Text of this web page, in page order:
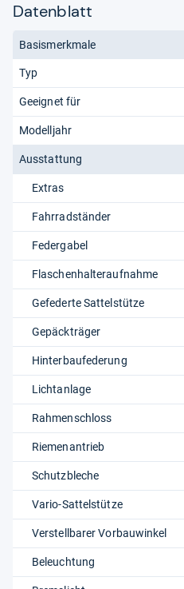
Datenblatt
Basismerkmale
Typ
Geeignet für
Modelljahr
Ausstattung
Extras
Fahrradständer
Federgabel
Flaschenhalteraufnahme
Gefederte Sattelstütze
Gepäckträger
Hinterbaufederung
Lichtanlage
Rahmenschloss
Riemenantrieb
Schutzbleche
Vario-Sattelstütze
Verstellbarer Vorbauwinkel
Beleuchtung